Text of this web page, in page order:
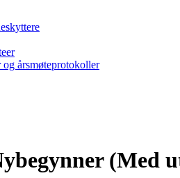
årsmøteprotokoller
(Med